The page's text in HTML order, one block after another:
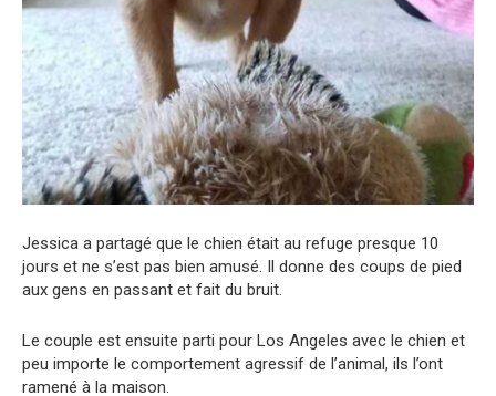
Jessica a partagé que le chien était au refuge presque 10
jours et ne s’est pas bien amusé. Il donne des coups de pied
aux gens en passant et fait du bruit.
Le couple est ensuite parti pour Los Angeles avec le chien et
peu importe le comportement agressif de l’animal, ils l’ont
ramené à la maison.